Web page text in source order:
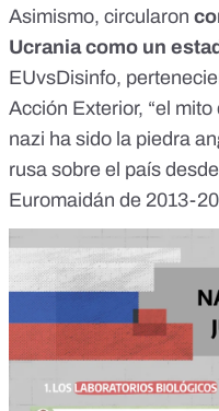
Asimismo, circularon
Ucrania como un
EUvsDisinfo,
Acción Exterior, “el
nazi ha sido la piedra
rusa sobre el país
Euromaidán de 2013-